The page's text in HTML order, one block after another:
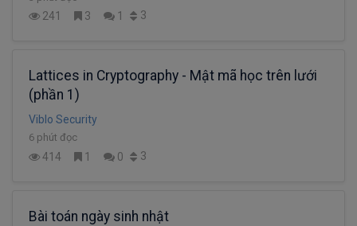
241 3 1 3
Lattices in Cryptography - Mật mã học trên lưới
(phần 1)
Viblo Security
6 phút đọc
414 1 0 3
Bài toán ngày sinh nhật